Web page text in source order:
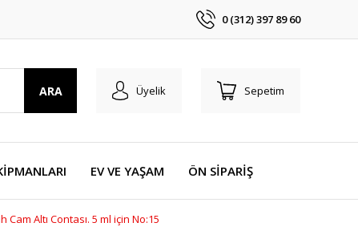
0 (312) 397 89 60
ARA Üyelik Sepetim
EV VE YAŞAM ÖN SİPARİŞ
Altı Contası. 5 ml için No:15